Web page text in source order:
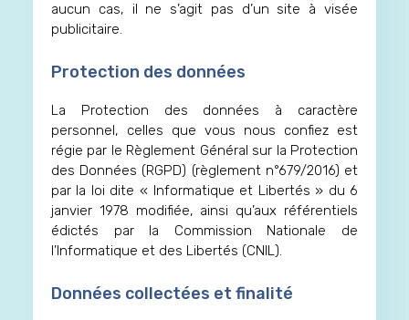
aucun cas, il ne s’agit pas d’un site à visée
publicitaire.
Protection des données
La Protection des données à caractère
personnel, celles que vous nous confiez est
régie par le Règlement Général sur la Protection
des Données (RGPD) (règlement n°679/2016) et
par la loi dite « Informatique et Libertés » du 6
janvier 1978 modifiée, ainsi qu’aux référentiels
édictés par la Commission Nationale de
l’Informatique et des Libertés (CNIL).
Données collectées et finalité